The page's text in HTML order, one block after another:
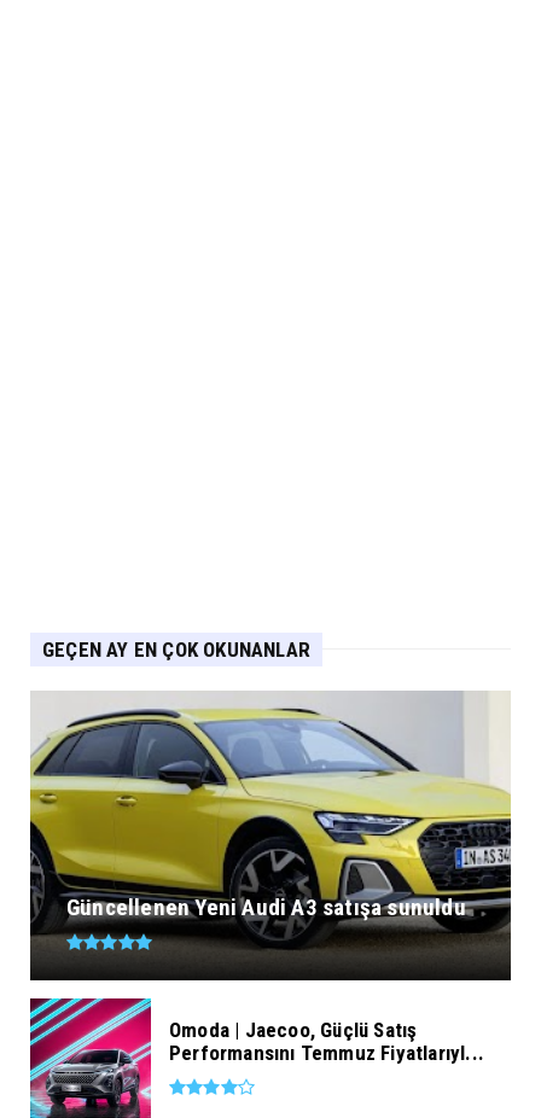
GEÇEN AY EN ÇOK OKUNANLAR
Güncellenen Yeni Audi A3 satışa sunuldu
Omoda | Jaecoo, Güçlü Satış
Performansını Temmuz Fiyatlarıyl...